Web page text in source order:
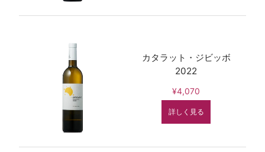
カタラット・ジビッボ
2022
¥4,070
詳しく見る